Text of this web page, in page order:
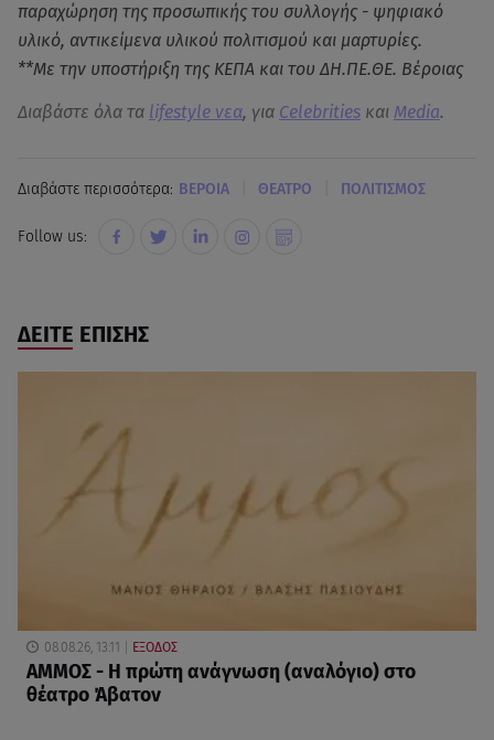
παραχώρηση της προσωπικής του συλλογής - ψηφιακό
υλικό, αντικείμενα υλικού πολιτισμού και μαρτυρίες.
**Με την υποστήριξη της ΚΕΠΑ και του ΔΗ.ΠΕ.ΘΕ. Βέροιας
Διαβάστε όλα τα lifestyle νεα, για Celebrities και Media.
Διαβάστε περισσότερα: ΒΕΡΟΙΑ ΘΕΑΤΡΟ ΠΟΛΙΤΙΣΜΟΣ
Follow us:
ΔΕΙΤΕ ΕΠΙΣΗΣ
08.08.26, 13:11 ΕΞΟΔΟΣ
ΑΜΜΟΣ - Η πρώτη ανάγνωση (αναλόγιο) στο
θέατρο Άβατον